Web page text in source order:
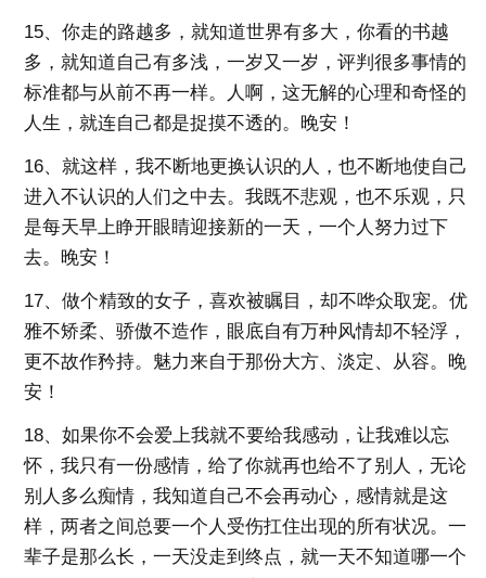
15、你走的路越多，就知道世界有多大，你看的书越
多，就知道自己有多浅，一岁又一岁，评判很多事情的
标准都与从前不再一样。人啊，这无解的心理和奇怪的
人生，就连自己都是捉摸不透的。晚安！
16、就这样，我不断地更换认识的人，也不断地使自己
进入不认识的人们之中去。我既不悲观，也不乐观，只
是每天早上睁开眼睛迎接新的一天，一个人努力过下
去。晚安！
17、做个精致的女子，喜欢被瞩目，却不哗众取宠。优
雅不矫柔、骄傲不造作，眼底自有万种风情却不轻浮，
更不故作矜持。魅力来自于那份大方、淡定、从容。晚
安！
18、如果你不会爱上我就不要给我感动，让我难以忘
怀，我只有一份感情，给了你就再也给不了别人，无论
别人多么痴情，我知道自己不会再动心，感情就是这
样，两者之间总要一个人受伤扛住出现的所有状况。一
辈子是那么长，一天没走到终点，就一天不知道哪一个